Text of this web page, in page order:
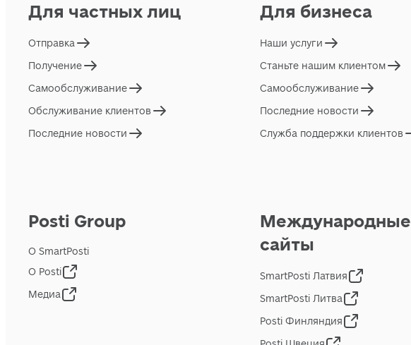
Для частных лиц
Отправка
Получение
Самообслуживание
Обслуживание клиентов
Последние новости
Для бизнеса
Наши услуги
Станьте нашим клиентом
Самообслуживание
Последние новости
Служба поддержки клиентов
Posti Group
О SmartPosti
О Posti
Медиа
Международные
сайты
SmartPosti Латвия
SmartPosti Литва
Posti Финляндия